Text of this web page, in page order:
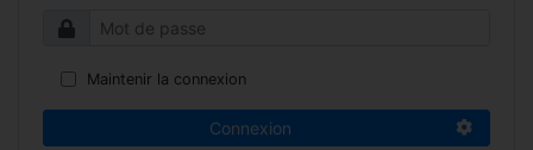
Maintenir la connexion
Connexion